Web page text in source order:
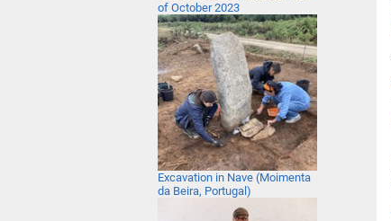
of October 2023
Excavation in Nave (Moimenta
da Beira, Portugal)